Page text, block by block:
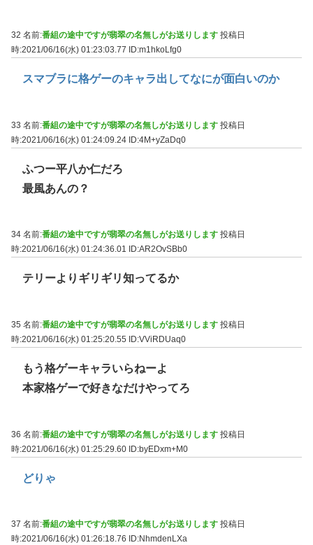
32 名前:番組の途中ですが翡翠の名無しがお送りします 投稿日
時:2021/06/16(水) 01:23:03.77
ID:m1hkoLfg0
スマブラに格ゲーのキャラ出してなにが面白いのか
33 名前:番組の途中ですが翡翠の名無しがお送りします 投稿日
時:2021/06/16(水) 01:24:09.24 ID:4M+yZaDq0
ふつー平八か仁だろ
最風あんの？
34 名前:番組の途中ですが翡翠の名無しがお送りします 投稿日
時:2021/06/16(水) 01:24:36.01
ID:AR2OvSBb0
テリーよりギリギリ知ってるか
35 名前:番組の途中ですが翡翠の名無しがお送りします 投稿日
時:2021/06/16(水) 01:25:20.55
ID:VViRDUaq0
もう格ゲーキャラいらねーよ
本家格ゲーで好きなだけやってろ
36 名前:番組の途中ですが翡翠の名無しがお送りします 投稿日
時:2021/06/16(水) 01:25:29.60 ID:byEDxm+M0
どりゃ
37 名前:番組の途中ですが翡翠の名無しがお送りします 投稿日
時:2021/06/16(水) 01:26:18.76
ID:NhmdenLXa